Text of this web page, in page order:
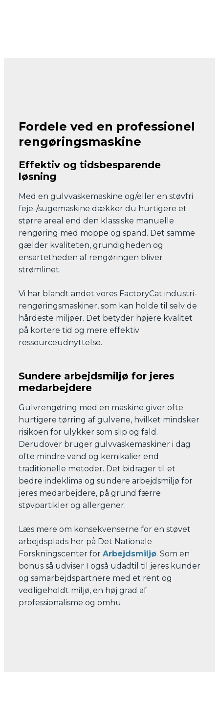
Fordele ved en professionel
rengøringsmaskine
Effektiv og tidsbesparende
løsning
Med en gulvvaskemaskine og/eller en støvfri
feje-/sugemaskine dækker du hurtigere et
større areal end den klassiske manuelle
rengøring med moppe og spand. Det samme
gælder kvaliteten, grundigheden og
ensartetheden af rengøringen bliver
strømlinet.
Vi har blandt andet vores FactoryCat industri-
rengøringsmaskiner, som kan holde til selv de
hårdeste miljøer. Det betyder højere kvalitet
på kortere tid og mere effektiv
ressourceudnyttelse.
Sundere arbejdsmiljø for jeres
medarbejdere
Gulvrengøring med en maskine giver ofte
hurtigere tørring af gulvene, hvilket mindsker
risikoen for ulykker som slip og fald.
Derudover bruger gulvvaskemaskiner i dag
ofte mindre vand og kemikalier end
traditionelle metoder. Det bidrager til et
bedre indeklima og sundere arbejdsmiljø for
jeres medarbejdere, på grund færre
støvpartikler og allergener.
Læs mere om konsekvenserne for en støvet
arbejdsplads her på Det Nationale
Forskningscenter for Arbejdsmiljø. Som en
bonus så udviser I også udadtil til jeres kunder
og samarbejdspartnere med et rent og
vedligeholdt miljø, en høj grad af
professionalisme og omhu.